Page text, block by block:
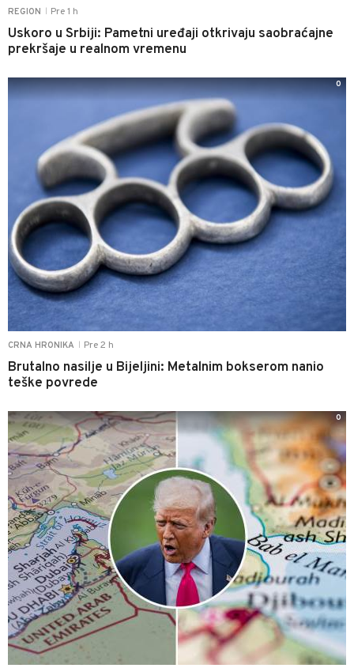
REGION Pre 1 h
Uskoro u Srbiji: Pametni uređaji otkrivaju saobraćajne
prekršaje u realnom vremenu
CRNA HRONIKA Pre 2 h
Brutalno nasilje u Bijeljini: Metalnim bokserom nanio
teške povrede
0
0